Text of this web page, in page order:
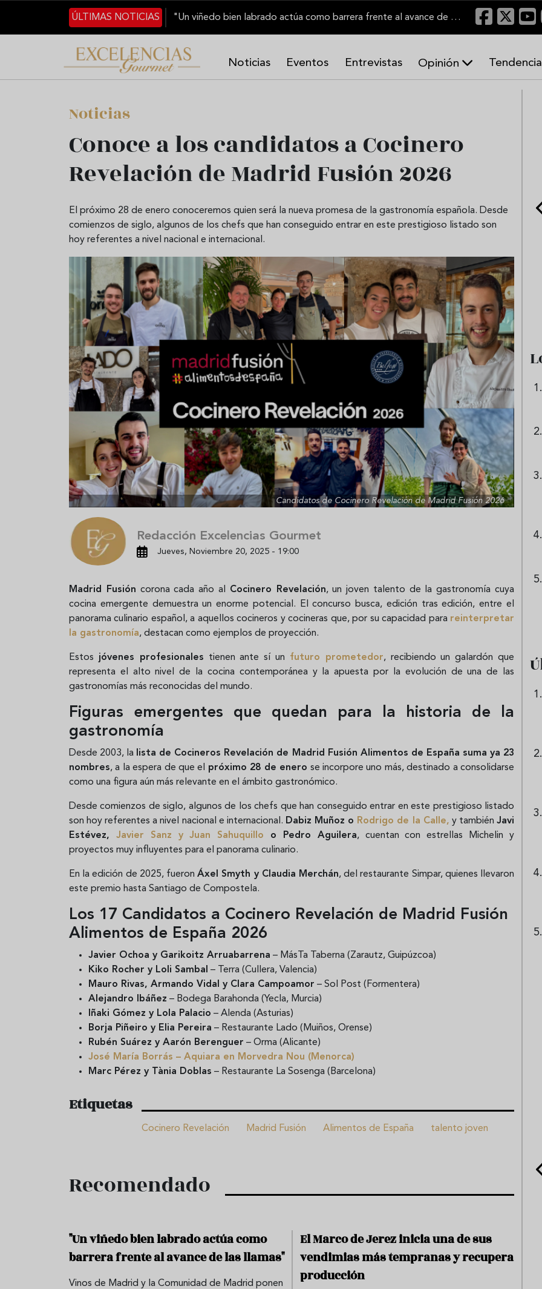
Pasar al contenido principal
ÚLTIMAS NOTICIAS
"Un viñedo bien labrado actúa como barrera frente al avance de las llamas"
Noticias Eventos Entrevistas Opinión
í
s
Noticias
Conoce a los candidatos a Cocinero
Revelación de Madrid Fusión 2026
El próximo 28 de enero conoceremos quien será la nueva promesa de la gastronomía española. Desde
comienzos de siglo, algunos de los chefs que han conseguido entrar en este prestigioso listado son
hoy referentes a nivel nacional e internacional.
Candidatos de Cocinero Revelación de Madrid Fusión 2026
Redacción Excelencias Gourmet
Jueves, Noviembre 20, 2025 - 19:00
Madrid Fusión corona cada año al Cocinero Revelación, un joven talento de la gastronomía cuya
cocina emergente demuestra un enorme potencial. El concurso busca, edición tras edición, entre el
panorama culinario español, a aquellos cocineros y cocineras que, por su capacidad para reinterpretar
la gastronomía, destacan como ejemplos de proyección.
Estos jóvenes profesionales tienen ante sí un futuro prometedor, recibiendo un galardón que
representa el alto nivel de la cocina contemporánea y la apuesta por la evolución de una de las
gastronomías más reconocidas del mundo.
Figuras emergentes que quedan para la historia de la
gastronomía
Desde 2003, la lista de Cocineros Revelación de Madrid Fusión Alimentos de España suma ya 23
nombres, a la espera de que el próximo 28 de enero se incorpore uno más, destinado a consolidarse
como una figura aún más relevante en el ámbito gastronómico.
Desde comienzos de siglo, algunos de los chefs que han conseguido entrar en este prestigioso listado
son hoy referentes a nivel nacional e internacional. Dabiz Muñoz o Rodrigo de la Calle, y tambiénJavi
Estévez, Javier Sanz y Juan Sahuquillo o Pedro Aguilera, cuentan con estrellas Michelin y
proyectos muy influyentes para el panorama culinario.
En la edición de 2025, fueronÁxel Smyth y Claudia Merchán, del restaurante Simpar, quienes llevaron
este premio hasta Santiago de Compostela.
Los 17 Candidatos a Cocinero Revelación de Madrid Fusión
Alimentos de España 2026
Javier Ochoa y Garikoitz Arruabarrena – MásTa Taberna (Zarautz, Guipúzcoa)
Kiko Rocher y Loli Sambal – Terra (Cullera, Valencia)
Mauro Rivas, Armando Vidal y Clara Campoamor – Sol Post (Formentera)
Alejandro Ibáñez – Bodega Barahonda (Yecla, Murcia)
Iñaki Gómez y Lola Palacio – Alenda (Asturias)
Borja Piñeiro y Elia Pereira – Restaurante Lado (Muiños, Orense)
Rubén Suárez y Aarón Berenguer – Orma (Alicante)
José María Borrás – Aquiara en Morvedra Nou (Menorca)
Marc Pérez y Tània Doblas – Restaurante La Sosenga (Barcelona)
Etiquetas
Cocinero Revelación Madrid Fusión Alimentos de España talento joven
Recomendado
"Un viñedo bien labrado actúa como
barrera frente al avance de las llamas"
Vinos de Madrid y la Comunidad de Madrid ponen
El Marco de Jerez inicia una de sus
vendimias más tempranas y recupera
producción
Aceitunas: el aperitivo estrella
del verano
Sopa fría de sandía: el plato
que querrás repetir todo el
verano
Cinco cremas frías de verduras
que querrás repetir todo agosto